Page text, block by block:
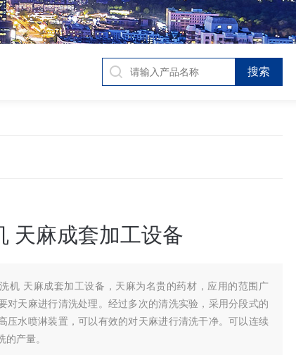
天麻成套加工设备
机 天麻成套加工设备，天麻为名贵的药材，应用的范围广
对天麻进行清洗处理。经过多次的清洗实验，采用分段式的
压水喷淋装置，可以有效的对天麻进行清洗干净。可以连续
产量。